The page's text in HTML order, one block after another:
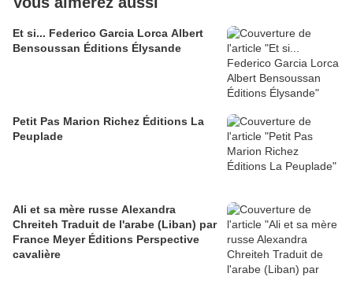
Et si... Federico Garcia Lorca Albert
Bensoussan Éditions Élysande
Petit Pas Marion Richez Éditions La
Peuplade
Ali et sa mère russe Alexandra
Chreiteh Traduit de l'arabe (Liban) par
France Meyer Éditions Perspective
cavalière